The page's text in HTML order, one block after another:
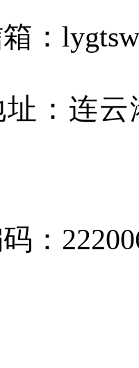
：
址：连
：